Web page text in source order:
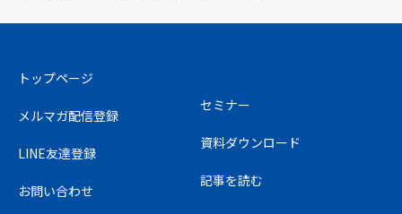
トップページ
メルマガ配信登録
LINE友達登録
お問い合わせ
セミナー
資料ダウンロード
記事を読む